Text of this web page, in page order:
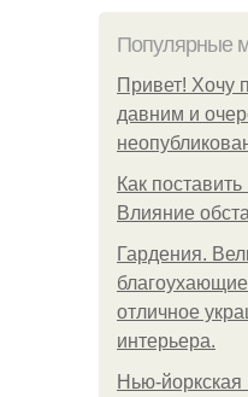
Популярные
Привет! Хочу
давним и
Как
Влияние
Гардения.
отличное
интерьера.
Нью-йоркская